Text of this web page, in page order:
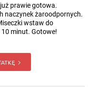
prawie gotowa.
naczynek żaroodpornych.
wstaw do
10 minut. Gotowe!